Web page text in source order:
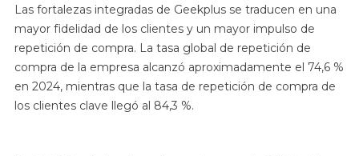
Las fortalezas integradas de Geekplus se traducen en una
mayor fidelidad de los clientes y un mayor impulso de
repetición de compra. La tasa global de repetición de
compra de la empresa alcanzó aproximadamente el 74,6 %
en 2024, mientras que la tasa de repetición de compra de
los clientes clave llegó al 84,3 %.